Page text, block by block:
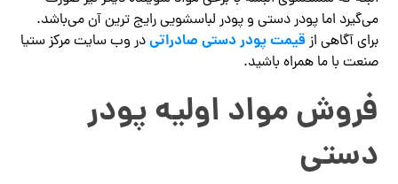
می‌گیرد اما پودر دستی و پودر لباسشویی رایج ترین آن می‌باشد.
برای آگاهی از قیمت پودر دستی صادراتیدر وب سایت مرکز ستیا
صنعت با ما همراه باشید.
فروش مواد اولیه پودر
دستی